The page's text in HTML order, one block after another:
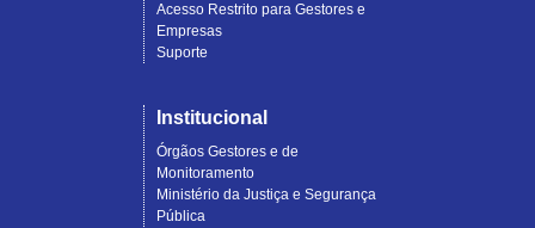
Acesso Restrito para Gestores e
Empresas
Suporte
Institucional
Órgãos Gestores e de
Monitoramento
Ministério da Justiça e Segurança
Pública